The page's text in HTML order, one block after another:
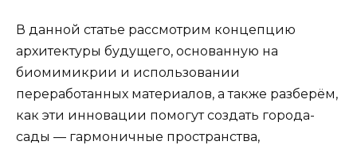
В данной статье рассмотрим концепцию
архитектуры будущего, основанную на
биомимикрии и использовании
переработанных материалов, а также разберём,
как эти инновации помогут создать города-
сады — гармоничные пространства,